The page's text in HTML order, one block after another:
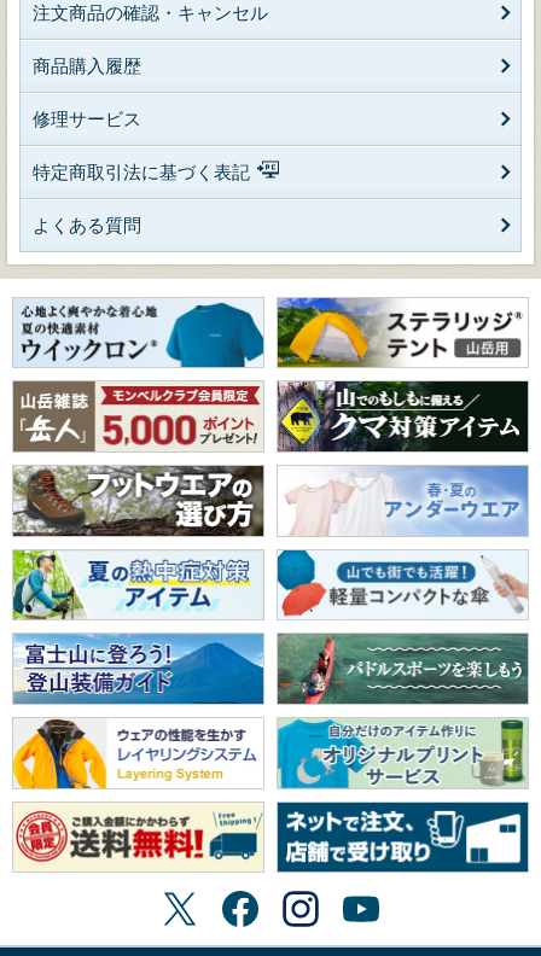
注文商品の確認・キャンセル
商品購入履歴
修理サービス
特定商取引法に基づく表記
よくある質問